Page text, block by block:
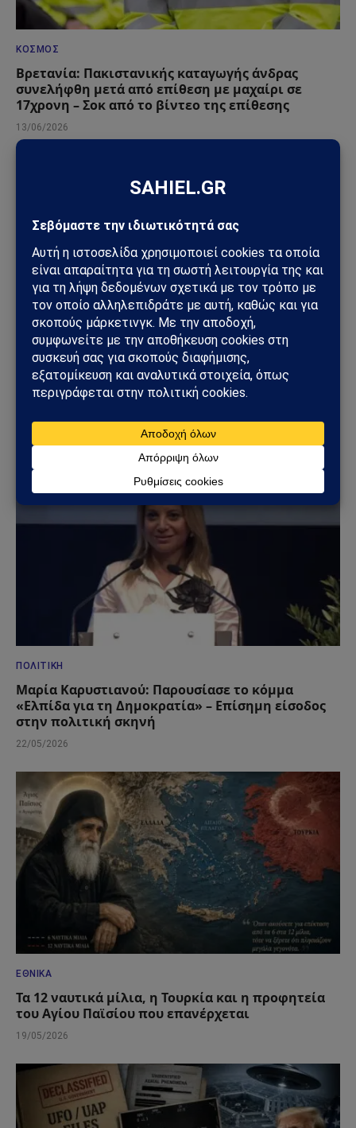
ΚΌΣΜΟΣ
Βρετανία: Πακιστανικής καταγωγής άνδρας
συνελήφθη μετά από επίθεση με μαχαίρι σε
17χρονη – Σοκ από το βίντεο της επίθεσης
13/06/2026
ΚΌΣΜΟΣ
Το Μπέλφαστ φλέγεται: Βίαιες ταραχές μετά από
επίθεση με μαχαίρι – Σπίτια, οχήματα και δρόμοι
ΠΟΛΙΤΙΚΉ
Μαρία Καρυστιανού: Παρουσίασε το κόμμα
«Ελπίδα για τη Δημοκρατία» – Επίσημη είσοδος
στην πολιτική σκηνή
22/05/2026
ΕΘΝΙΚΆ
Τα 12 ναυτικά μίλια, η Τουρκία και η προφητεία
του Αγίου Παϊσίου που επανέρχεται
19/05/2026